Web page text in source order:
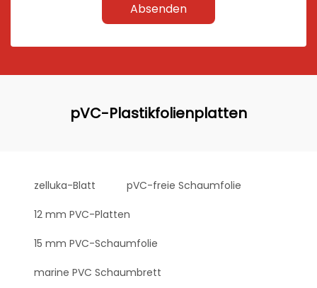
Absenden
pVC-Plastikfolienplatten
zelluka-Blatt pVC-freie Schaumfolie
12 mm PVC-Platten
15 mm PVC-Schaumfolie
marine PVC Schaumbrett